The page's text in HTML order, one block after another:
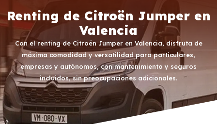
Renting de Citroën Jumper en
Valencia
Con el renting de Citroën Jumper en Valencia, disfruta de
máxima comodidad y versatilidad para particulares,
empresas y autónomos, con mantenimiento y seguros
incluidos, sin preocupaciones adicionales.